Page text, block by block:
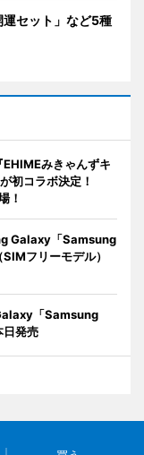
セット」など5種
EHIMEみきゃんずキ
初コラボ決定！
！
Galaxy「Samsung
フリーモデル）
「Samsung
発売